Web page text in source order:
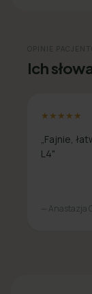
OPINIE
Ich
★★★★★
„Fajnie,
L4"
— Anastazja